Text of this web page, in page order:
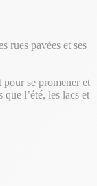
rues pavées et ses
se promener et
l’été, les lacs et